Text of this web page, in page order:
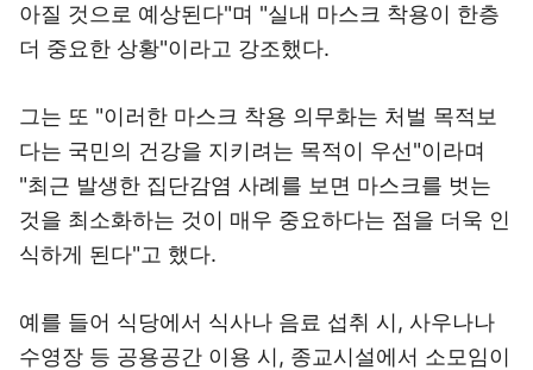
아질 것으로 예상된다"며 "실내 마스크 착용이 한층
더 중요한 상황"이라고 강조했다.
그는 또 "이러한 마스크 착용 의무화는 처벌 목적보
다는 국민의 건강을 지키려는 목적이 우선"이라며
"최근 발생한 집단감염 사례를 보면 마스크를 벗는
것을 최소화하는 것이 매우 중요하다는 점을 더욱 인
식하게 된다"고 했다.
예를 들어 식당에서 식사나 음료 섭취 시, 사우나나
수영장 등 공용공간 이용 시, 종교시설에서 소모임이